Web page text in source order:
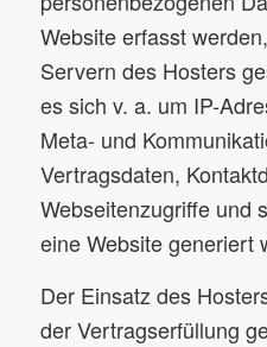
Website erfasst
Servern des Hosters
es sich v. a. um IP-
Meta- und
Vertragsdaten,
Webseitenzugriffe und
eine Website generiert
Der Einsatz des
der Vertragserfüllung